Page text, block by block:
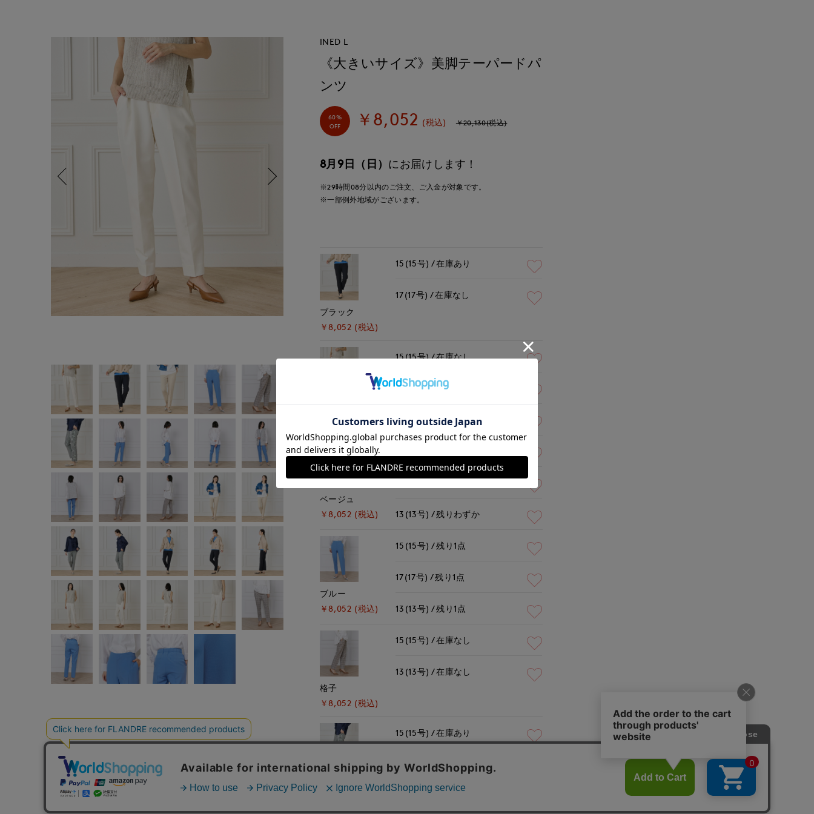
INED L
《大きいサイズ》美脚テーパードパ
ンツ
60%
OFF
￥8,052 (税込) ￥20,130(税込)
8月9日（日） にお届けします！
※29時間08分以内のご注文、ご入金が対象です。
※一部例外地域がございます。
ブラック
￥8,052 (税込)
15(15号) 在庫あり
17(17号) 在庫なし
オフホワイト
￥8,052 (税込)
15(15号) 在庫なし
17(17号) 残りわずか
13(13号) 残り1点
ベージュ
￥8,052 (税込)
13(13号) 残りわずか
ブルー
￥8,052 (税込)
15(15号) 残り1点
17(17号) 残り1点
13(13号) 残り1点
格子
￥8,052 (税込)
15(15号) 在庫なし
13(13号) 在庫なし
￥8,052 (税込)
15(15号) 在庫あり
13(13号) 残りわずか